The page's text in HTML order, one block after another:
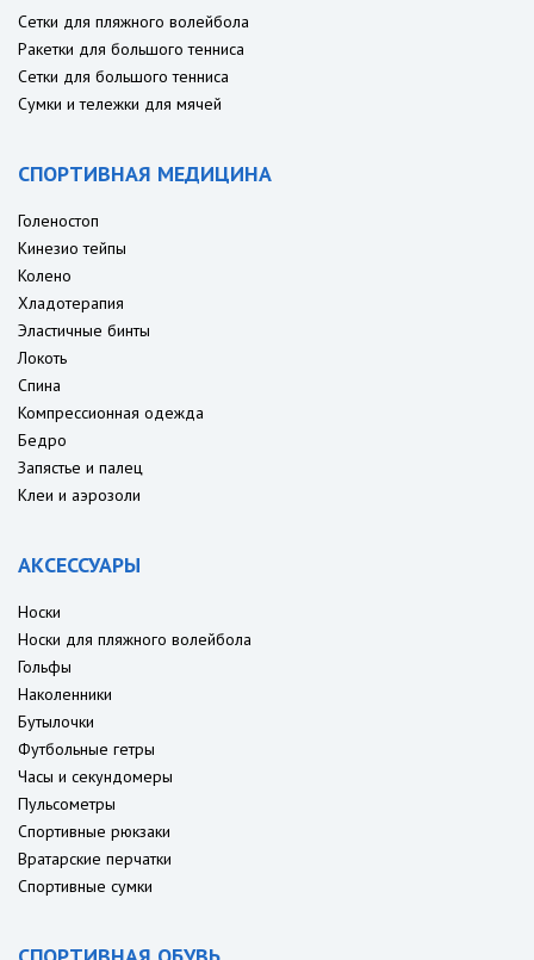
Сетки для пляжного волейбола
Ракетки для большого тенниса
Сетки для большого тенниса
Сумки и тележки для мячей
СПОРТИВНАЯ МЕДИЦИНА
Голеностоп
Кинезио тейпы
Колено
Хладотерапия
Эластичные бинты
Локоть
Спина
Компрессионная одежда
Бедро
Запястье и палец
Клеи и аэрозоли
АКСЕССУАРЫ
Носки
Носки для пляжного волейбола
Гольфы
Наколенники
Бутылочки
Футбольные гетры
Часы и секундомеры
Пульсометры
Спортивные рюкзаки
Вратарские перчатки
Спортивные сумки